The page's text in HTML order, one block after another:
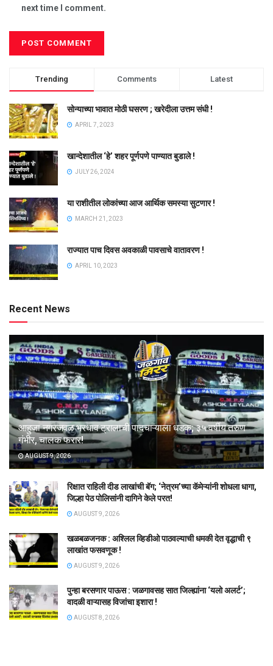
next time I comment.
Trending Comments Latest
सोन्याच्या भावात मोठी घसरण ; खरेदीला उत्तम संधी !
APRIL 7, 2023
खान्देशातील ‘हे’ शहर पूर्णपणे पाण्यात बुडाले !
JULY 26, 2024
या राशीतील लोकांच्या आज आर्थिक समस्या सुटणार !
MARCH 21, 2023
राज्यात पाच दिवस अवकाळी पावसाचे वातावरण !
APRIL 10, 2023
Recent News
आहुजा नगरजवळ भरधाव ट्रालाची पादचाऱ्याला धडक; ३५ वर्षीय तरुण
गंभीर, चालक फरार!
AUGUST 9, 2026
रिक्षात राहिली दीड लाखांची बॅग; ‘नेत्रम’च्या कॅमेऱ्यांनी शोधला धागा,
जिल्हा पेठ पोलिसांनी दागिने केले परत!
AUGUST 9, 2026
खळबळजनक : अश्लिल व्हिडीओ पाठवल्याची धमकी देत वृद्धाची ९
लाखांत फसवणूक !
AUGUST 9, 2026
पुन्हा बरसणार पाऊस : जळगावसह सात जिल्ह्यांना ‘यलो अलर्ट’;
वादळी वाऱ्यासह विजांचा इशारा !
AUGUST 8, 2026